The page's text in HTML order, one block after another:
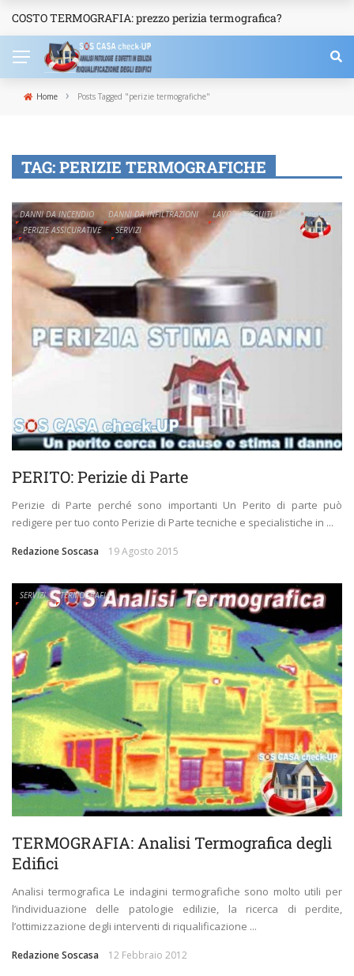
NEWS
COSTO TERMOGRAFIA: prezzo perizia termografica?
Home › Posts Tagged "perizie termografiche"
TAG:PERIZIE TERMOGRAFICHE
DANNI DA INCENDIO DANNI DA INFILTRAZIONI LAVORI ESEGUITI MALE
PERIZIE
PERIZIE ASSICURATIVE
SERVIZI
PERITO: Perizie di Parte
Perizie di Parte perché sono importanti Un Perito di parte può
redigere per tuo conto Perizie di Parte tecniche e specialistiche in ...
Redazione Soscasa 19 Agosto 2015
SERVIZI TERMOGRAFIA
TERMOGRAFIA: Analisi Termografica degli
Edifici
Analisi termografica Le indagini termografiche sono molto utili per
l’individuazione delle patologie edilizie, la ricerca di perdite,
l’ottimizzazione degli interventi di riqualificazione ...
Redazione Soscasa 12 Febbraio 2012